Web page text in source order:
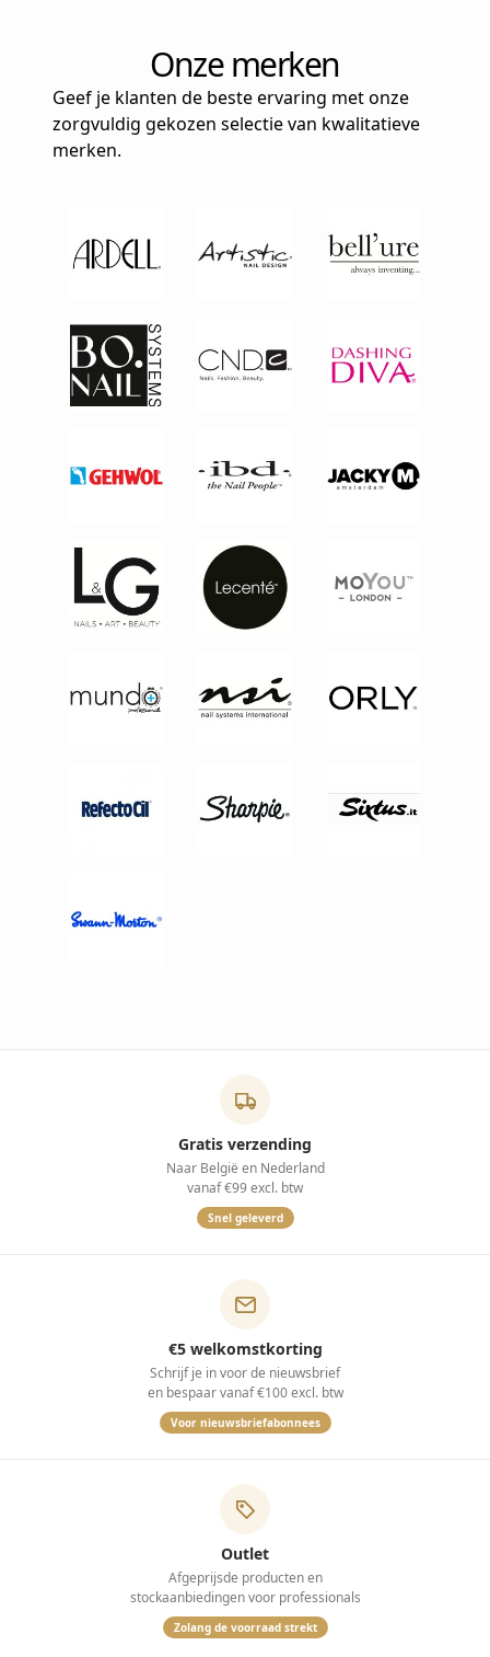
Onze merken
Geef je klanten de beste ervaring met onze
zorgvuldig gekozen selectie van kwalitatieve
merken.
Gratis verzending
Naar België en Nederland
vanaf €99 excl. btw
Snel geleverd
€5 welkomstkorting
Schrijf je in voor de nieuwsbrief
en bespaar vanaf €100 excl. btw
Voor nieuwsbriefabonnees
Outlet
Afgeprijsde producten en
stockaanbiedingen voor professionals
Zolang de voorraad strekt